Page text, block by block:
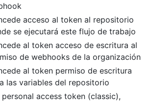
acceso al token al repositorio
se ejecutará este flujo de trabajo
al token acceso de escritura al
de webhooks de la organización
al token permiso de escritura
las variables del repositorio
personal access token (classic),